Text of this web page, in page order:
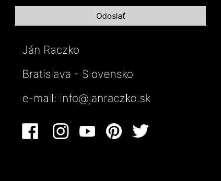
Ján Raczko
Bratislava - Slovensko
e-mail: info@janraczko.sk